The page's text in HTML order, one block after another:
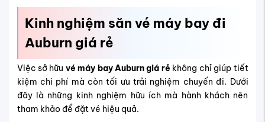
Kinh nghiệm săn vé máy bay đi
Auburn giá rẻ
Việc sở hữu vé máy bay Auburn giá rẻ không chỉ giúp tiết
kiệm chi phí mà còn tối ưu trải nghiệm chuyến đi. Dưới
đây là những kinh nghiệm hữu ích mà hành khách nên
tham khảo để đặt vé hiệu quả.